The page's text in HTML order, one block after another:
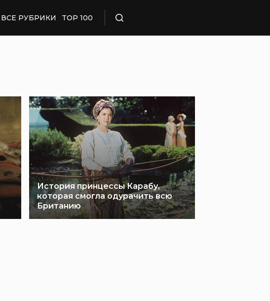
ВСЕ РУБРИКИ TOP 100
История принцессы Карабу,
которая смогла одурачить всю
Британию